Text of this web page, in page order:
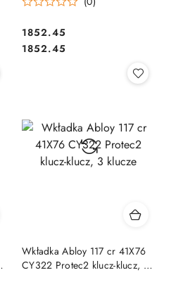
Cena:
1852.45
Cena:
1852.45
Wkładka Abloy 117 cr 41X76
CY322 Protec2 klucz-klucz, 3